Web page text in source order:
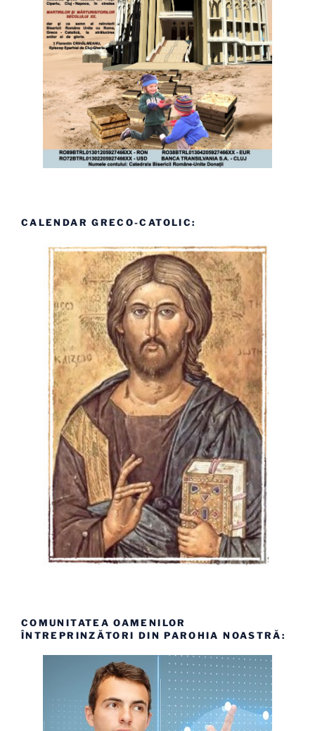
CALENDAR GRECO-CATOLIC:
COMUNITATEA OAMENILOR
ÎNTREPRINZĂTORI DIN PAROHIA NOASTRĂ: